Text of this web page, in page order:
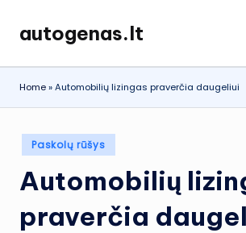
Skip
content
autogenas.lt
Home»Automobilių lizingas praverčia daugeliui
Posted
in
Paskolų rūšys
Automobilių
praverčia